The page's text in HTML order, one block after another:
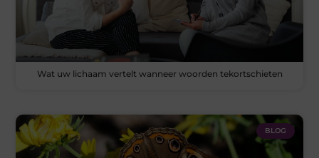
Wat uw lichaam vertelt wanneer woorden tekortschieten
BLOG